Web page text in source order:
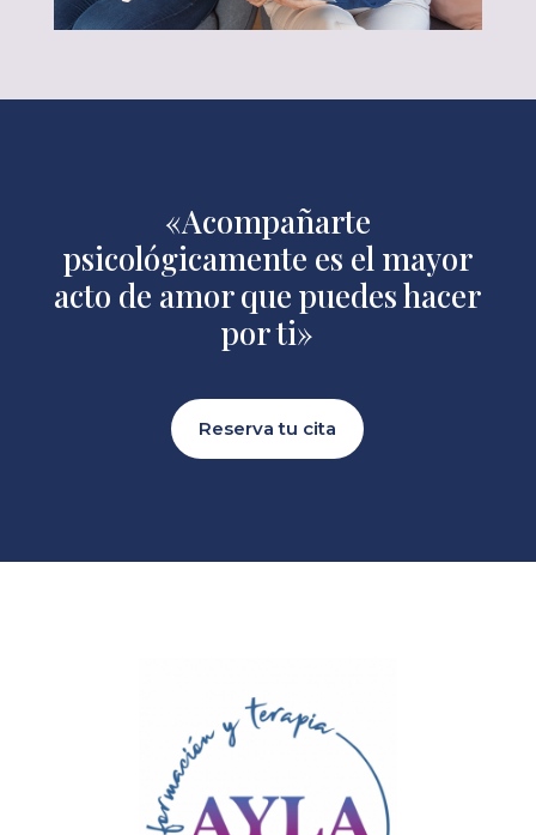
«Acompañarte
psicológicamente es el mayor
acto de amor que puedes hacer
por ti»
Reserva tu cita